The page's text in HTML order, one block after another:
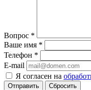
Вопрос *
Ваше имя *
Телефон *
E-mail
Я согласен на
Сбросить